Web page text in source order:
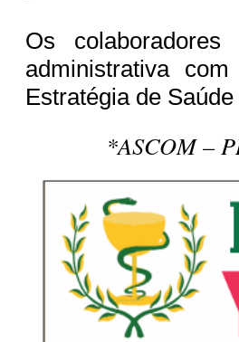
Os
administrativa
Estratégia de
*ASCOM –